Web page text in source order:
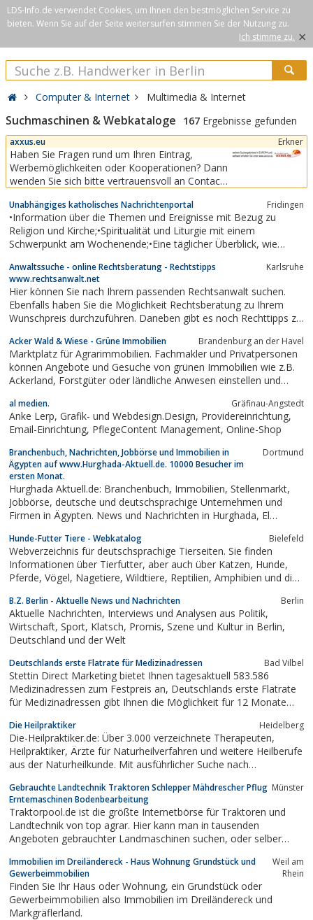
LDS-Info.de verwendet Cookies, um Ihnen den bestmöglichen Service zu
bieten. Wenn Sie auf der Seite weitersurfen stimmen Sie der Nutzung zu.
Ich stimme zu. ×
Computer & Internet Multimedia & Internet
Suchmaschinen & Webkataloge 167 Ergebnisse gefunden
axxus.eu Erkner
Haben Sie Fragen rund um Ihren Eintrag,
Werbemöglichkeiten oder Kooperationen? Dann
wenden Sie sich bitte vertrauensvoll an Contact
Unabhängiges katholisches Nachrichtenportal Fridingen
•Information über die Themen und Ereignisse mit Bezug zu
Religion und Kirche;•Spiritualität und Liturgie mit einem
Schwerpunkt am Wochenende;•Eine täglicher Überblick, wie
wahrgenommen wird;•Bistümern, Akademien,
Anwaltssuche - online Rechtsberatung - Rechtstipps
www.rechtsanwalt.net
Karlsruhe
Hier können Sie nach Ihrem passenden Rechtsanwalt suchen.
Ebenfalls haben Sie die Möglichkeit Rechtsberatung zu Ihrem
Wunschpreis durchzuführen. Daneben gibt es noch Rechttipps zu
Acker Wald & Wiese - Grüne Immobilien Brandenburg an der Havel
Marktplatz für Agrarimmobilien. Fachmakler und Privatpersonen
können Angebote und Gesuche von grünen Immobilien wie z.B.
Ackerland, Forstgüter oder ländliche Anwesen einstellen und
al medien. Gräfinau-Angstedt
Anke Lerp, Grafik- und Webdesign.Design, Providereinrichtung,
Email-Einrichtung, PflegeContent Management, Online-Shop
Branchenbuch, Nachrichten, Jobbörse und Immobilien in
Ägypten auf www.Hurghada-Aktuell.de. 10000 Besucher im
ersten Monat.
Dortmund
Hurghada Aktuell.de: Branchenbuch, Immobilien, Stellenmarkt,
Jobbörse, deutsche und deutschsprachige Unternehmen und
Firmen in Ägypten. News und Nachrichten in Hurghada, El
Sheik, Sahl Hasheesh, Immobilien in Ägypten.
Hunde-Futter Tiere - Webkatalog Bielefeld
Webverzeichnis für deutschsprachige Tierseiten. Sie finden
Informationen über Tierfutter, aber auch über Katzen, Hunde,
Pferde, Vögel, Nagetiere, Wildtiere, Reptilien, Amphibien und die
themenrelevanten Backlink aus unserem Verzeichnis. Wenn Sie
Ihre Seite...
B.Z. Berlin - Aktuelle News und Nachrichten Berlin
Aktuelle Nachrichten, Interviews und Analysen aus Politik,
Wirtschaft, Sport, Klatsch, Promis, Szene und Kultur in Berlin,
Deutschland und der Welt
Deutschlands erste Flatrate für Medizinadressen Bad Vilbel
Stettin Direct Marketing bietet Ihnen tagesaktuell 583.586
Medizinadressen zum Festpreis an, Deutschlands erste Flatrate
für Medizinadressen gibt Ihnen die Möglichkeit für 12 Monate
Bereits für jährlich nur 699, 00 Euro können Sie uneingeschränkt
auf alle Adressen...
Die Heilpraktiker Heidelberg
Die-Heilpraktiker.de: Über 3.000 verzeichnete Therapeuten,
Heilpraktiker, Ärzte für Naturheilverfahren und weitere Heilberufe
aus der Naturheilkunde. Mit ausführlicher Suche nach
passenden Therapeuten.
Gebrauchte Landtechnik Traktoren Schlepper Mähdrescher Pflug
Erntemaschinen Bodenbearbeitung
Münster
Traktorpool.de ist die größte Internetbörse für Traktoren und
Landtechnik von top agrar. Hier kann man in tausenden
Angeboten gebrauchter Landmaschinen suchen, oder selber
Immobilien im Dreiländereck - Haus Wohnung Grundstück und
Gewerbeimmobilien
Weil am
Rhein
Finden Sie Ihr Haus oder Wohnung, ein Grundstück oder
Gewerbeimmobilien also Immobilien im Dreiländereck und
Markgräflerland.